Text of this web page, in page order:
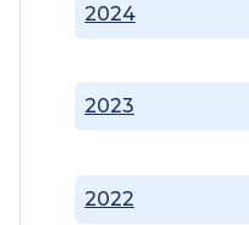
2022
2023
2024